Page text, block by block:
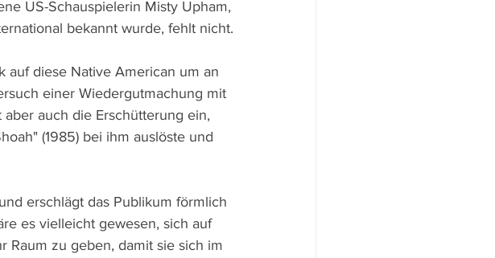
US-Schauspielerin Misty Upham,
bekannt wurde, fehlt nicht.
auf diese Native American um an
einer Wiedergutmachung mit
auch die Erschütterung ein,
(1985) bei ihm auslöste und
erschlägt das Publikum förmlich
es vielleicht gewesen, sich auf
Raum zu geben, damit sie sich im